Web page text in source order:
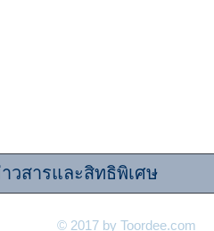
© 2017 by Toordee.com